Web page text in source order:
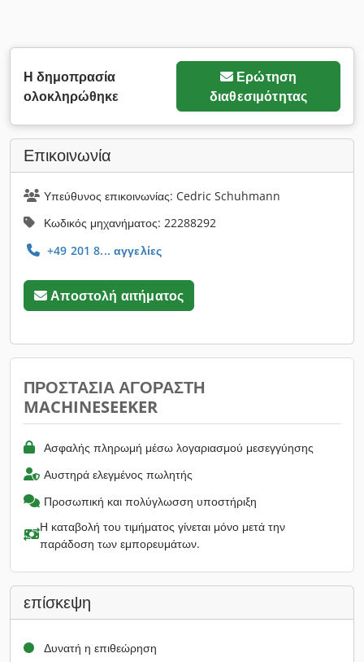
Η δημοπρασία
ολοκληρώθηκε
Ερώτηση
διαθεσιμότητας
Επικοινωνία
Υπεύθυνος επικοινωνίας: Cedric Schuhmann
Κωδικός μηχανήματος: 22288292
+49 201 8... αγγελίες
Αποστολή αιτήματος
ΠΡΟΣΤΑΣΊΑ ΑΓΟΡΑΣΤΉ
MACHINESEEKER
Ασφαλής πληρωμή μέσω λογαριασμού μεσεγγύησης
Αυστηρά ελεγμένος πωλητής
Προσωπική και πολύγλωσση υποστήριξη
Η καταβολή του τιμήματος γίνεται μόνο μετά την
παράδοση των εμπορευμάτων.
επίσκεψη
Δυνατή η επιθεώρηση